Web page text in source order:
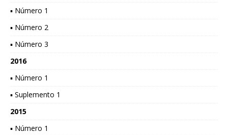
▪ Número 1
▪ Número 2
▪ Número 3
2016
▪ Número 1
▪ Suplemento 1
2015
▪ Número 1